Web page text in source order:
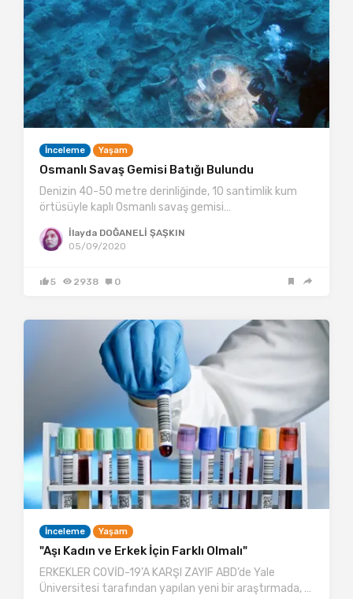
İnceleme Yaşam
Osmanlı Savaş Gemisi Batığı Bulundu
Denizin 40-50 metre derinliğinde, 10 santimlik kum
örtüsüyle kaplı Osmanlı savaş gemisi…
İlayda DOĞANELİ ŞAŞKIN
05/09/2020
5 2938 0
İnceleme Yaşam
"Aşı Kadın ve Erkek İçin Farklı Olmalı"
ERKEKLER COVİD-19’A KARŞI ZAYIF ABD’de Yale
Üniversitesi tarafından yapılan yeni bir araştırmada, …